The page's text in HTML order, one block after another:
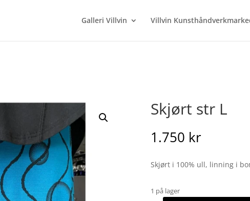
Galleri Villvin Villvin
Skjørt str L
1.750 kr
Skjørt i 100% ull, linning i
1 på lager